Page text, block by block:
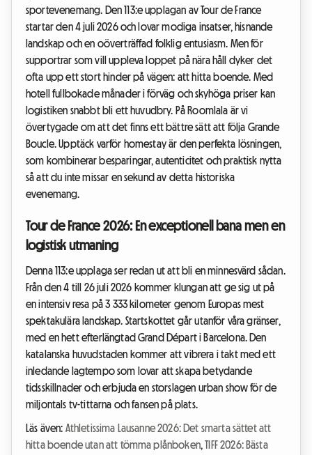
sportevenemang. Den 113:e upplagan av Tour de France
startar den 4 juli 2026 och lovar modiga insatser, hisnande
landskap och en oöverträffad folklig entusiasm. Men för
supportrar som vill uppleva loppet på nära håll dyker det
ofta upp ett stort hinder på vägen: att hitta boende. Med
hotell fullbokade månader i förväg och skyhöga priser kan
logistiken snabbt bli ett huvudbry. På Roomlala är vi
övertygade om att det finns ett bättre sätt att följa Grande
Boucle. Upptäck varför homestay är den perfekta lösningen,
som kombinerar besparingar, autenticitet och praktisk nytta
så att du inte missar en sekund av detta historiska
evenemang.
Tour de France 2026: En exceptionell bana men en
logistisk utmaning
Denna 113:e upplaga ser redan ut att bli en minnesvärd sådan.
Från den 4 till 26 juli 2026 kommer klungan att ge sig ut på
en intensiv resa på 3 333 kilometer genom Europas mest
spektakulära landskap. Startskottet går utanför våra gränser,
med en hett efterlängtad Grand Départ i Barcelona. Den
katalanska huvudstaden kommer att vibrera i takt med ett
inledande lagtempo som lovar att skapa betydande
tidsskillnader och erbjuda en storslagen urban show för de
miljontals tv-tittarna och fansen på plats.
Läs även: Athletissima Lausanne 2026: Det smarta sättet att
hitta boende utan att tömma plånboken,TIFF 2026: Bästa